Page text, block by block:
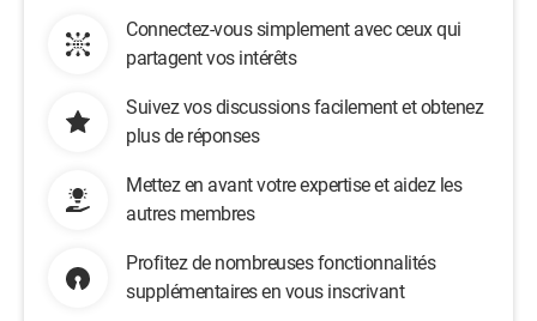
Connectez-vous simplement avec ceux qui
partagent vos intérêts
Suivez vos discussions facilement et obtenez
plus de réponses
Mettez en avant votre expertise et aidez les
autres membres
Profitez de nombreuses fonctionnalités
supplémentaires en vous inscrivant